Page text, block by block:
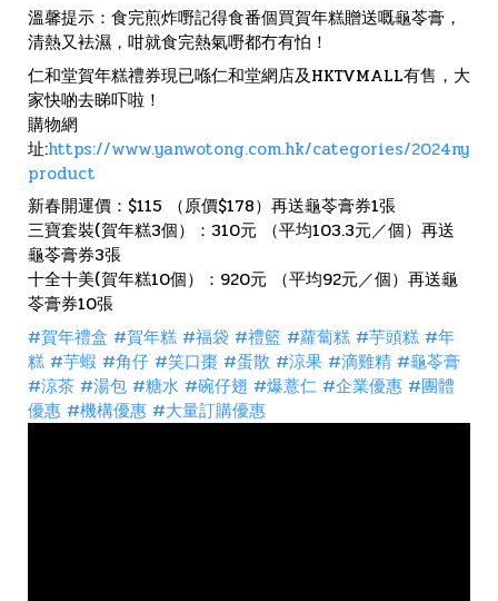
溫馨提示：食完煎炸嘢記得食番個買賀年糕贈送嘅龜苓膏，
清熱又袪濕，咁就食完熱氣嘢都冇有怕！
仁和堂賀年糕禮券現已喺仁和堂網店及HKTVMALL有售，大
家快啲去睇吓啦！
購物網
址:https://www.yanwotong.com.hk/categories/2024ny
product
新春開運價：$115 （原價$178）再送龜苓膏券1張
三寶套裝(賀年糕3個）：310元 （平均103.3元／個）再送
龜苓膏券3張
十全十美(賀年糕10個）：920元 （平均92元／個）再送龜
苓膏券10張
#賀年禮盒 #賀年糕 #福袋 #禮籃 #蘿蔔糕 #芋頭糕 #年
糕 #芋蝦 #角仔 #笑口棗 #蛋散 #涼果 #滴雞精 #龜苓膏
#涼茶 #湯包 #糖水 #碗仔翅 #爆薏仁 #企業優惠 #團體
優惠 #機構優惠 #大量訂購優惠